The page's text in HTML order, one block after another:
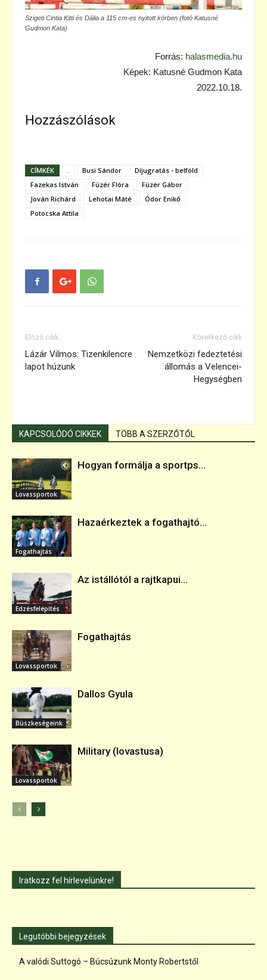
Szigeti Cintia Kitti és Dália a 115 cm-es nyitott körben (fotó Katusné
Gudmon Kata)
Forrás: halasmedia.hu
Képek: Katusné Gudmon Kata
2022.10.18.
Hozzászólások
CÍMKÉK . Busi Sándor
Díjugratás - belföld
Fazekas István
Füzér Flóra
Füzér Gábor
Jován Richárd
Lehotai Máté
Ódor Enikő
Potocska Attila
Előző cikk
Lázár Vilmos: Tizenkilencre
lapot húzunk
Következő cikk
Nemzetközi fedeztetési
állomás a Velencei-
Hegységben
KAPCSOLÓDÓ CIKKEK TÖBB A SZERZŐTŐL
Lovassportok
Hogyan formálja a sportps...
Fogathajtás
Hazaérkeztek a fogathajtó...
Edzésfelépítés
Az istállótól a rajtkapui...
Lovassportok
Fogathajtás
Büszkeségeink
Dallos Gyula
Lovassportok
Military (lovastusa)
Iratkozz fel hírlevelünkre!
Legutóbbi bejegyzések
A valódi Suttogó – Búcsúzunk Monty Robertstől